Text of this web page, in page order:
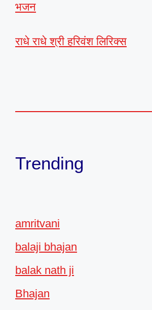
भजन
राधे राधे श्री हरिवंश लिरिक्स
Trending
amritvani
balaji bhajan
balak nath ji
Bhajan